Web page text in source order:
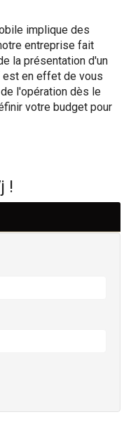
implique des
entreprise fait
la présentation d'un
est en effet de vous
l'opération dès le
votre budget pour
!